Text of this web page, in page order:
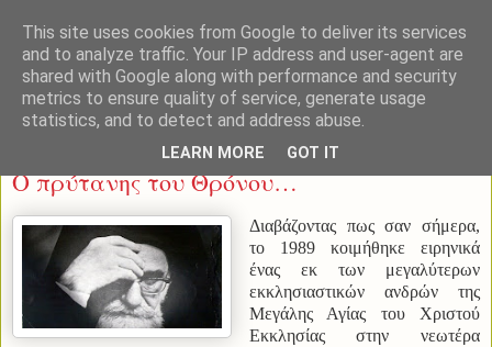
Παρασκευή 30 Δεκεμβρίου 2016
Ο πρύτανης του Θρόνου…
Διαβάζοντας πως σαν σήμερα,
το 1989 κοιμήθηκε ειρηνικά
ένας εκ των μεγαλύτερων
εκκλησιαστικών ανδρών της
Μεγάλης Αγίας του Χριστού
Εκκλησίας στην νεωτέρα
This site uses cookies from Google to deliver its services
and to analyze traffic. Your IP address and user-agent are
shared with Google along with performance and security
metrics to ensure quality of service, generate usage
statistics, and to detect and address abuse.
LEARN MORE GOT IT